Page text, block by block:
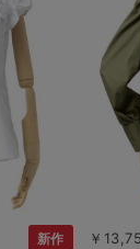
新作 ￥